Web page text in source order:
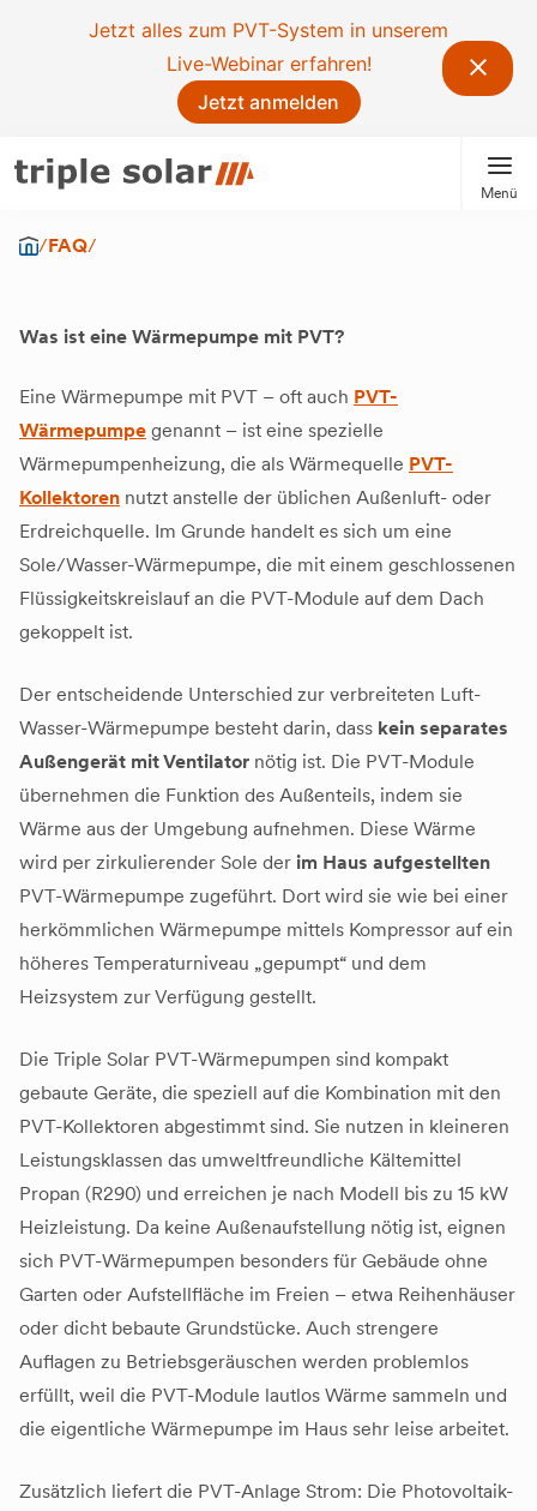
Jetzt alles zum PVT-System in unserem
Live-Webinar erfahren!
Jetzt anmelden
Menü
/FAQ/
Was ist eine Wärmepumpe mit PVT?
Eine Wärmepumpe mit PVT – oft auch PVT-
Wärmepumpe genannt – ist eine spezielle
Wärmepumpenheizung, die als Wärmequelle PVT-
Kollektoren nutzt anstelle der üblichen Außenluft- oder
Erdreichquelle. Im Grunde handelt es sich um eine
Sole/Wasser-Wärmepumpe, die mit einem geschlossenen
Flüssigkeitskreislauf an die PVT-Module auf dem Dach
gekoppelt ist.
Der entscheidende Unterschied zur verbreiteten Luft-
Wasser-Wärmepumpe besteht darin, dass kein separates
Außengerät mit Ventilator nötig ist. Die PVT-Module
übernehmen die Funktion des Außenteils, indem sie
Wärme aus der Umgebung aufnehmen. Diese Wärme
wird per zirkulierender Sole der im Haus aufgestellten
PVT-Wärmepumpe zugeführt. Dort wird sie wie bei einer
herkömmlichen Wärmepumpe mittels Kompressor auf ein
höheres Temperaturniveau „gepumpt“ und dem
Heizsystem zur Verfügung gestellt.
Die Triple Solar PVT-Wärmepumpen sind kompakt
gebaute Geräte, die speziell auf die Kombination mit den
PVT-Kollektoren abgestimmt sind. Sie nutzen in kleineren
Leistungsklassen das umweltfreundliche Kältemittel
Propan (R290) und erreichen je nach Modell bis zu 15 kW
Heizleistung. Da keine Außenaufstellung nötig ist, eignen
sich PVT-Wärmepumpen besonders für Gebäude ohne
Garten oder Aufstellfläche im Freien – etwa Reihenhäuser
oder dicht bebaute Grundstücke. Auch strengere
Auflagen zu Betriebsgeräuschen werden problemlos
erfüllt, weil die PVT-Module lautlos Wärme sammeln und
die eigentliche Wärmepumpe im Haus sehr leise arbeitet.
Zusätzlich liefert die PVT-Anlage Strom: Die Photovoltaik-